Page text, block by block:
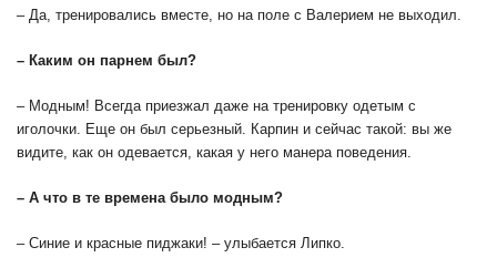
– Да, тренировались вместе, но на поле с Валерием не выходил.
– Каким он парнем был?
– Модным! Всегда приезжал даже на тренировку одетым с
иголочки. Еще он был серьезный. Карпин и сейчас такой: вы же
видите, как он одевается, какая у него манера поведения.
– А что в те времена было модным?
– Синие и красные пиджаки! – улыбается Липко.